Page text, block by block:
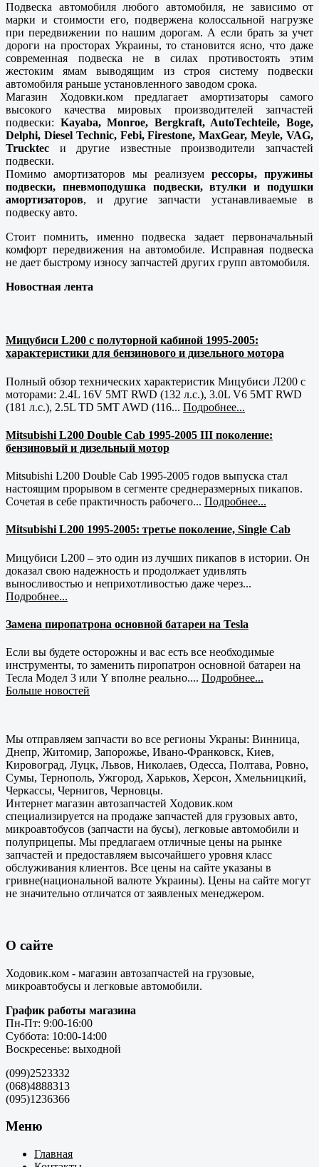
Подвеска автомобиля любого автомобиля, не зависимо от
марки и стоимости его, подвержена колоссальной нагрузке
при передвижении по нашим дорогам. А если брать за учет
дороги на просторах Украины, то становится ясно, что даже
современная подвеска не в силах противостоять этим
жестоким ямам выводящим из строя систему подвески
автомобиля раньше установленного заводом срока.
Магазин Ходовки.ком предлагает амортизаторы самого
высокого качества мировых производителей запчастей
подвески: Kayaba, Monroe, Bergkraft, AutoTechteile, Boge,
Delphi, Diesel Technic, Febi, Firestone, MaxGear, Meyle, VAG,
Trucktec и другие известные производители запчастей
подвески.
Помимо амортизаторов мы реализуем рессоры, пружины
подвески, пневмоподушка подвески, втулки и подушки
амортизаторов, и другие запчасти устанавливаемые в
подвеску авто.
Стоит помнить, именно подвеска задает первоначальный
комфорт передвижения на автомобиле. Исправная подвеска
не дает быстрому износу запчастей других групп автомобиля.
Новостная лента
Мицубиси L200 с полуторной кабиной 1995-2005:
характеристики для бензинового и дизельного мотора
Полный обзор технических характеристик Мицубиси Л200 с
моторами: 2.4L 16V 5MT RWD (132 л.с.), 3.0L V6 5MT RWD
(181 л.с.), 2.5L TD 5MT AWD (116... Подробнее...
Mitsubishi L200 Double Cab 1995-2005 III поколение:
бензиновый и дизельный мотор
Mitsubishi L200 Double Cab 1995-2005 годов выпуска стал
настоящим прорывом в сегменте среднеразмерных пикапов.
Сочетая в себе практичность рабочего... Подробнее...
Mitsubishi L200 1995-2005: третье поколение, Single Cab
Мицубиси L200 – это один из лучших пикапов в истории. Он
доказал свою надежность и продолжает удивлять
выносливостью и неприхотливостью даже через...
Подробнее...
Замена пиропатрона основной батареи на Tesla
Если вы будете осторожны и вас есть все необходимые
инструменты, то заменить пиропатрон основной батареи на
Тесла Модел 3 или Y вполне реально.... Подробнее...
Больше новостей
Мы отправляем запчасти во все регионы Украны: Винница,
Днепр, Житомир, Запорожье, Ивано-Франковск, Киев,
Кировоград, Луцк, Львов, Николаев, Одесса, Полтава, Ровно,
Сумы, Тернополь, Ужгород, Харьков, Херсон, Хмельницкий,
Черкассы, Чернигов, Черновцы.
Интернет магазин автозапчастей Ходовик.ком
специализируется на продаже запчастей для грузовых авто,
микроавтобусов (запчасти на бусы), легковые автомобили и
полуприцепы. Мы предлагаем отличные цены на рынке
запчастей и предоставляем высочайшего уровня класс
обслуживания клиентов. Все цены на сайте указаны в
гривне(национальной валюте Украины). Цены на сайте могут
не значительно отличатся от заявленых менеджером.
О сайте
Ходовик.ком - магазин автозапчастей на грузовые,
микроавтобусы и легковые автомобили.
График работы магазина
Пн-Пт: 9:00-16:00
Суббота: 10:00-14:00
Воскресенье: выходной
(099)2523332
(068)4888313
(095)1236366
Меню
Главная